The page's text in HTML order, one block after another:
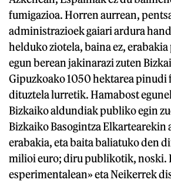
fumigazioa. Horren aurrean,
administrazioek gaiari ardura
helduko ziotela, baina ez, erabakia
egun berean jakinarazi zuten
Gipuzkoako 1050 hektarea pinudi
dituztela lurretik. Hamabost
Bizkaiko aldundiak publiko egin
Bizkaiko Basogintza Elkartearekin
erabakia, eta baita baliatuko den
milioi euro; diru publikotik, noski.
esperimentalean» eta Neikerrek